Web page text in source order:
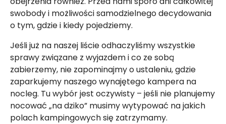
swobody i możliwości samodzielnego decydowania
o tym, gdzie i kiedy pojedziemy.
Jeśli już na naszej liście odhaczyliśmy wszystkie
sprawy związane z wyjazdem i co ze sobą
zabierzemy, nie zapominajmy o ustaleniu, gdzie
zaparkujemy naszego wynajętego kampera na
nocleg. Tu wybór jest oczywisty – jeśli nie planujemy
nocować „na dziko” musimy wytypować na jakich
polach kampingowych się zatrzymamy.